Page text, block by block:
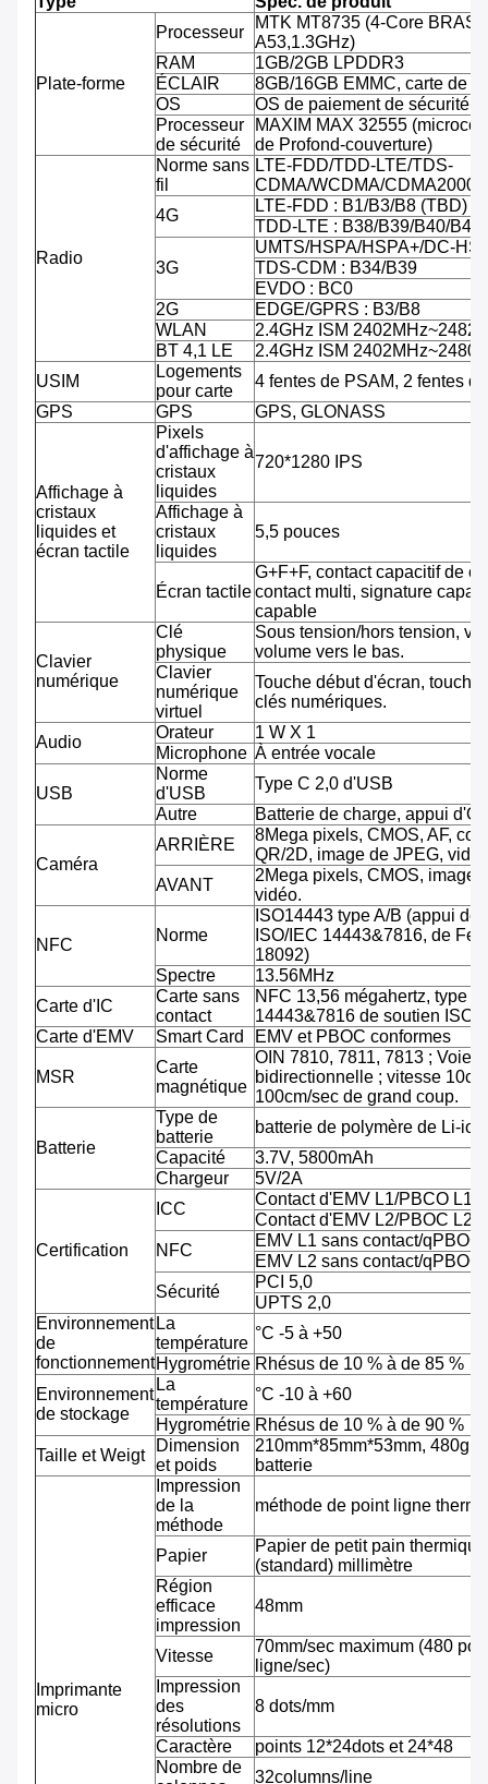
Plate-forme
Processeur
MTK MT8735 (4-Core BRAS
A53,1.3GHz)
RAM
1GB/2GB LPDDR3
ÉCLAIR
8GB/16GB EMMC, carte de
OS
OS de paiement de sécurité
Processeur
de sécurité
MAXIM MAX 32555
de Profond-couverture)
Radio
Norme sans
fil
LTE-FDD/TDD-LTE/TDS-
CDMA/WCDMA/CDMA2000/
4G
LTE-FDD : B1/B3/B8 (TBD)
TDD-LTE : B38/B39/B40/B41
3G
UMTS/HSPA/HSPA+/DC-
TDS-CDM : B34/B39
EVDO : BC0
2G
EDGE/GPRS : B3/B8
WLAN
2.4GHz ISM
BT 4,1 LE
2.4GHz ISM
USIM
Logements
pour carte
4 fentes de PSAM, 2 fentes
GPS
GPS GPS, GLONASS
Affichage à
cristaux
liquides et
écran tactile
Pixels
d'affichage à
cristaux
liquides
720*1280 IPS
Affichage à
cristaux
liquides
5,5 pouces
Écran tactile
G+F+F, contact capacitif de
contact multi, signature
capable
Clavier
numérique
Clé
physique
Sous tension/hors tension,
volume vers le bas.
Clavier
numérique
virtuel
Touche début d'écran, touche
clés numériques.
Audio
Orateur
1 W X 1
Microphone À entrée vocale
USB
Norme
d'USB
Type C 2,0 d'USB
Autre
Batterie de charge, appui
Caméra
ARRIÈRE
8Mega pixels, CMOS, AF,
QR/2D, image de JPEG,
AVANT
2Mega pixels, CMOS, image
vidéo.
NFC
Norme
ISO14443 type A/B (appui de
ISO/IEC 14443&7816, de
18092)
Spectre
13.56MHz
Carte d'IC
Carte sans
contact
NFC 13,56 mégahertz, type
14443&7816 de soutien ISO/
Carte d'EMV
Smart Card EMV et PBOC conformes
MSR
Carte
magnétique
OIN 7810, 7811, 7813 ; Voie
bidirectionnelle ; vitesse
100cm/sec de grand coup.
Batterie
Type de
batterie
batterie de polymère de Li-ion
Capacité
3.7V, 5800mAh
Chargeur
5V/2A
Certification
ICC
Contact d'EMV L1/PBCO L1
Contact d'EMV L2/PBOC L2
NFC
EMV L1 sans contact/qPBOC
EMV L2 sans contact/qPBOC
Sécurité
PCI 5,0
UPTS 2,0
Environnement
de
fonctionnement
La
température
°C -5 à +50
Hygrométrie Rhésus de 10 % à de 85 %
Environnement
de stockage
La
température
°C -10 à +60
Hygrométrie Rhésus de 10 % à de 90 %
Taille et Weigt
Dimension
et poids
210mm*85mm*53mm, 480g
batterie
Imprimante
micro
Impression
de la
méthode
méthode de point ligne
Papier
Papier de petit pain
(standard) millimètre
Région
efficace
impression
48mm
Vitesse
70mm/sec maximum (480
ligne/sec)
Impression
des
résolutions
8 dots/mm
Caractère
points 12*24dots et 24*48
Nombre de
32columns/line